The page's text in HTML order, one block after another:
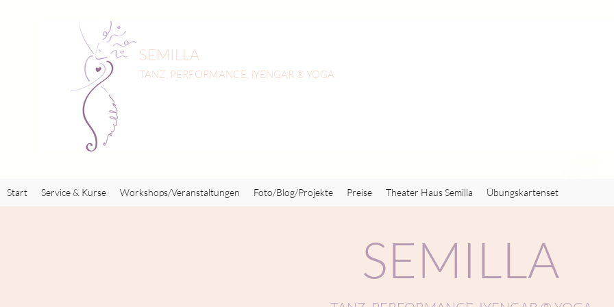
SEMILLA
TANZ, PERFORMANCE, IYENGAR ® YOGA
Start Service & Kurse Workshops/Veranstaltungen Foto/Blog/Projekte Preise Theater Haus Semilla Übungskartenset
SEMILLA